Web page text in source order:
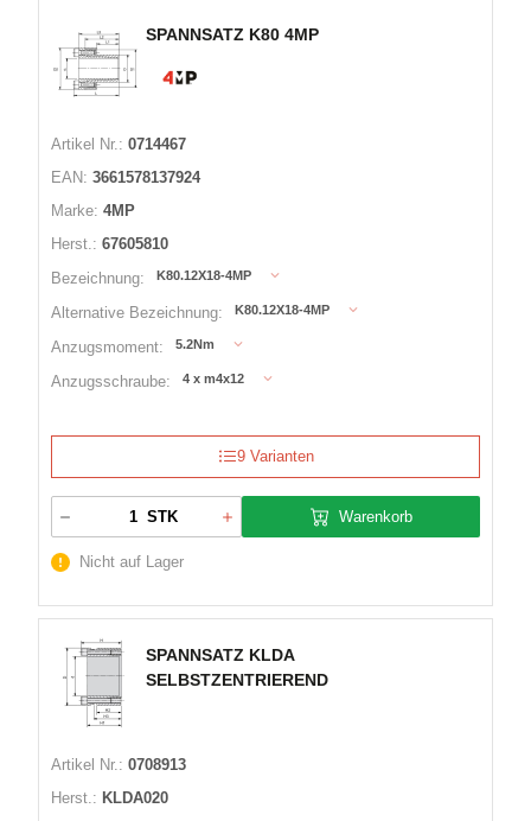
SPANNSATZ K80 4MP
Artikel Nr.: 0714467
EAN: 3661578137924
Marke: 4MP
Herst.: 67605810
Bezeichnung:
K80.12X18-4MP
Alternative Bezeichnung: K80.12X18-4MP
Anzugsmoment: 5.2Nm
Anzugsschraube: 4 x m4x12
9 Varianten
STK Warenkorb
Nicht auf Lager
SPANNSATZ KLDA
SELBSTZENTRIEREND
Artikel Nr.: 0708913
Herst.: KLDA020